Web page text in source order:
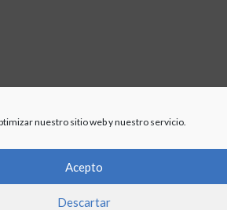
nuestro sitio web y nuestro servicio.
Acepto
Descartar